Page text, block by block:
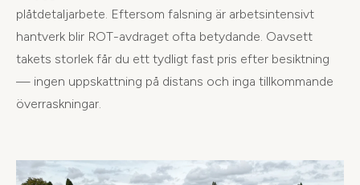
plåtdetaljarbete. Eftersom falsning är arbetsintensivt
hantverk blir ROT-avdraget ofta betydande. Oavsett
takets storlek får du ett tydligt fast pris efter besiktning
— ingen uppskattning på distans och inga tillkommande
överraskningar.